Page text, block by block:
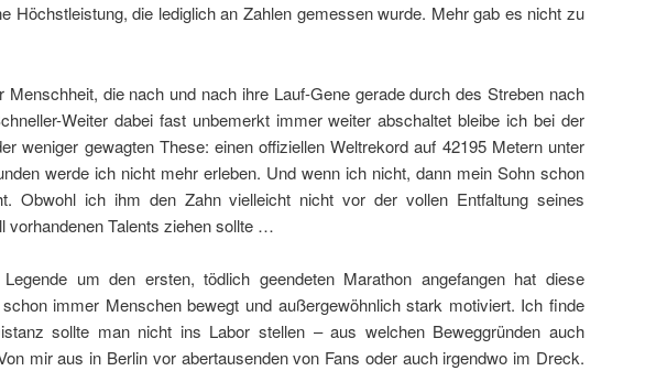
Höchstleistung, die lediglich an Zahlen gemessen wurde. Mehr gab es nicht zu
Menschheit, die nach und nach ihre Lauf-Gene gerade durch des Streben nach
Weiter dabei fast unbemerkt immer weiter abschaltet bleibe ich bei der
weniger gewagten These: einen offiziellen Weltrekord auf 42195 Metern unter
werde ich nicht mehr erleben. Und wenn ich nicht, dann mein Sohn schon
Obwohl ich ihm den Zahn vielleicht nicht vor der vollen Entfaltung seines
vorhandenen Talents ziehen sollte …
um den ersten, tödlich geendeten Marathon angefangen hat diese
immer Menschen bewegt und außergewöhnlich stark motiviert. Ich finde
sollte man nicht ins Labor stellen – aus welchen Beweggründen auch
mir aus in Berlin vor abertausenden von Fans oder auch irgendwo im Dreck.